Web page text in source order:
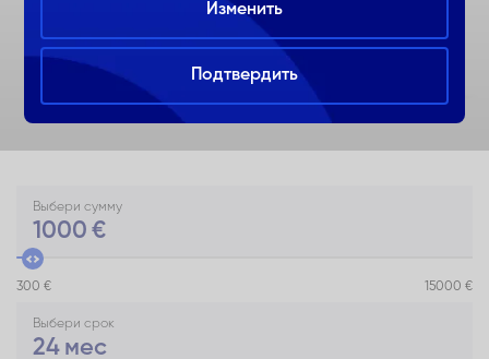
Выбери сумму
1000 €
300 € 15000 €
Выбери срок
24 мес
Изменить
Подтвердить